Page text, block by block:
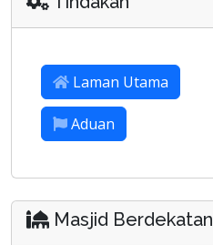
Laman Utama
Aduan
Masjid Berdekatan